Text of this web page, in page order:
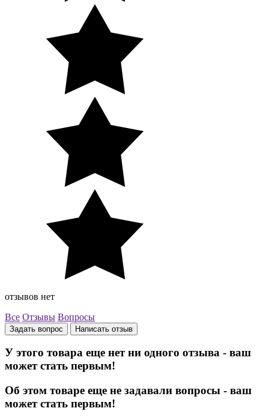
отзывов нет
Все Отзывы Вопросы
Задать вопрос Написать отзыв
У этого товара еще нет ни одного отзыва - ваш
может стать первым!
Об этом товаре еще не задавали вопросы - ваш
может стать первым!